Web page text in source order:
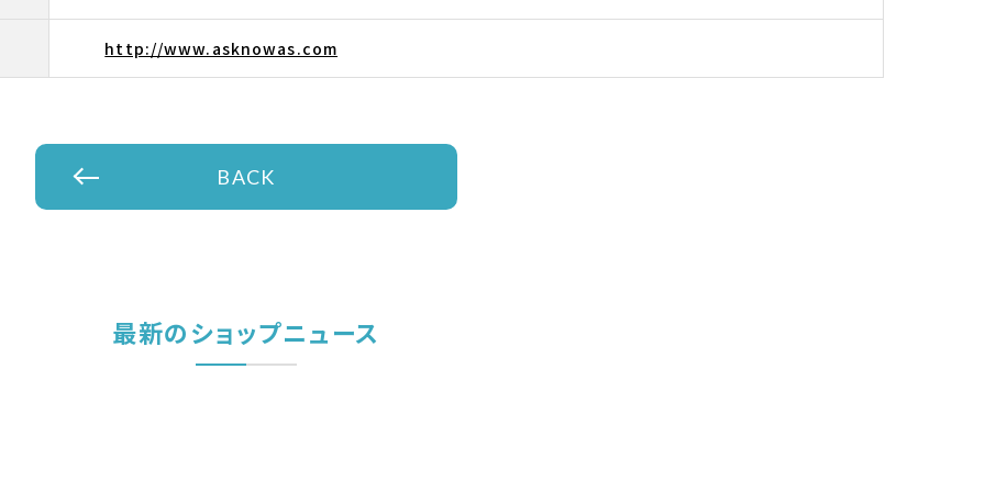
http://www.asknowas.com
BACK
最新のショップニュース